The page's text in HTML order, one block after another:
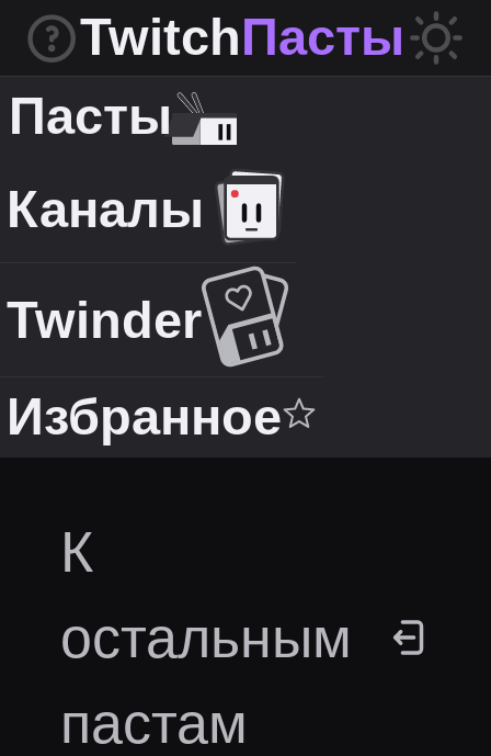
TwitchПасты
Пасты
Каналы
Twinder
Избранное
К
остальным
пастам